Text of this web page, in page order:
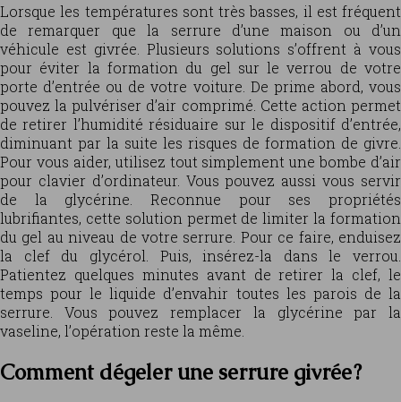
Lorsque les températures sont très basses, il est fréquent
de remarquer que la serrure d’une maison ou d’un
véhicule est givrée. Plusieurs solutions s’offrent à vous
pour éviter la formation du gel sur le verrou de votre
porte d’entrée ou de votre voiture. De prime abord, vous
pouvez la pulvériser d’air comprimé. Cette action permet
de retirer l’humidité résiduaire sur le dispositif d’entrée,
diminuant par la suite les risques de formation de givre.
Pour vous aider, utilisez tout simplement une bombe d’air
pour clavier d’ordinateur. Vous pouvez aussi vous servir
de la glycérine. Reconnue pour ses propriétés
lubrifiantes, cette solution permet de limiter la formation
du gel au niveau de votre serrure. Pour ce faire, enduisez
la clef du glycérol. Puis, insérez-la dans le verrou.
Patientez quelques minutes avant de retirer la clef, le
temps pour le liquide d’envahir toutes les parois de la
serrure. Vous pouvez remplacer la glycérine par la
vaseline, l’opération reste la même.
Comment dégeler une serrure givrée ?